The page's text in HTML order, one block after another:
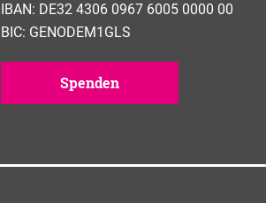
IBAN: DE32 4306 0967 6005 0000 00
BIC: GENODEM1GLS
Spenden